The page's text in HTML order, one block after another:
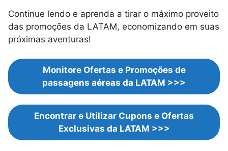
Continue lendo e aprenda a tirar o máximo proveito
das promoções da LATAM, economizando em suas
próximas aventuras!
Monitore Ofertas e Promoções de
passagens aéreas da LATAM >>>
Encontrar e Utilizar Cupons e Ofertas
Exclusivas da LATAM >>>